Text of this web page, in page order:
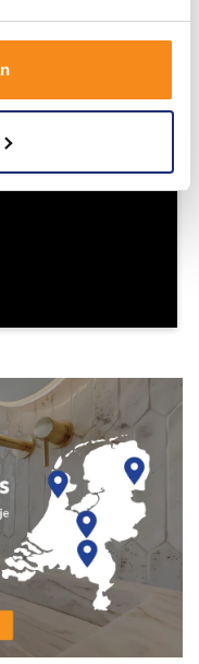
bouwen we een
met unieke